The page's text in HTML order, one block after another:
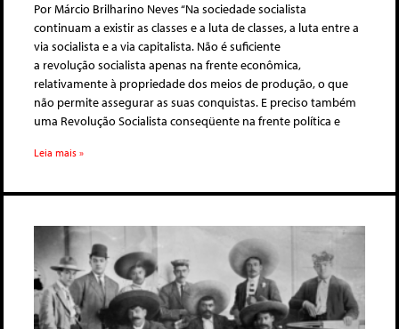
Por Márcio Brilharino Neves “Na sociedade socialista
continuam a existir as classes e a luta de classes, a luta entre a
via socialista e a via capitalista. Não é suficiente
a revolução socialista apenas na frente econômica,
relativamente à propriedade dos meios de produção, o que
não permite assegurar as suas conquistas. E preciso também
uma Revolução Socialista conseqüente na frente política e
Leia mais »